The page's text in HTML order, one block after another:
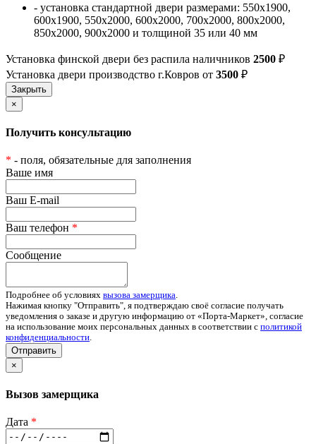
- установка стандартной двери размерами: 550х1900,
600х1900, 550х2000, 600х2000, 700х2000, 800х2000,
850х2000, 900х2000 и толщиной 35 или 40 мм
Установка финской двери без распила наличников 2500 ₽
Установка двери производство г.Ковров от 3500 ₽
×
Получить консультацию
* - поля, обязательные для заполнения
Ваше имя
Ваш E-mail
Ваш телефон *
Сообщение
Подробнее об условиях вызова замерщика.
Нажимая кнопку "Отправить", я подтверждаю своё согласие получать
уведомления о заказе и другую информацию от «Порта-Маркет», согласие
на использование моих персональных данных в соответствии с политикой
конфиденциальности.
Отправить
×
Вызов замерщика
Дата *